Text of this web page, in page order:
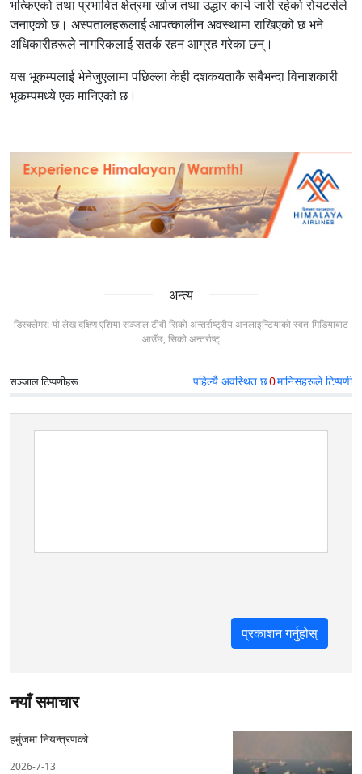
भत्किएको तथा प्रभावित क्षेत्रमा खोज तथा उद्धार कार्य जारी रहेको रोयटर्सले
जनाएको छ। अस्पतालहरूलाई आपत्कालीन अवस्थामा राखिएको छ भने
अधिकारीहरूले नागरिकलाई सतर्क रहन आग्रह गरेका छन्।
यस भूकम्पलाई भेनेजुएलामा पछिल्ला केही दशकयताकै सबैभन्दा विनाशकारी
भूकम्पमध्ये एक मानिएको छ।
अन्त्य
डिस्क्लेमर: यो लेख दक्षिण एशिया सञ्जाल टीवी सिको अन्तर्राष्ट्रीय अनलाइन्टियाको स्वत-मिडियाबाट
आउँछ, सिको अन्तर्राष्ट्
सञ्जाल टिप्पणीहरू पहिल्यै अवस्थित छ0मानिसहरूले टिप्पणी
नयाँ समाचार
हर्मुजमा नियन्त्रणको
2026-7-13